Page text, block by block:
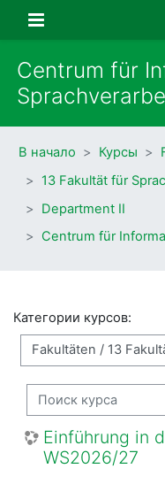
Боковая
Centrum für
В начало Курсы
13 Fakultät für
Department II
Centrum für
Категории курсов:
Поиск курса
Einführung in
WS2026/27